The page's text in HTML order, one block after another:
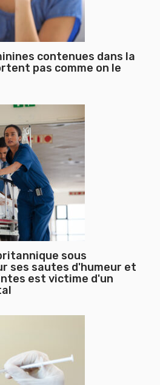
contenues dans la
pas comme on le
sous
ses sautes d'humeur et
est victime d'un